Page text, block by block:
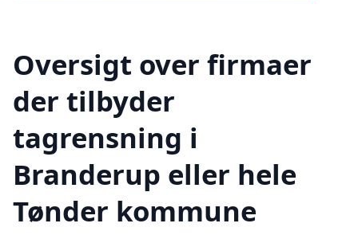
Oversigt over firmaer
der tilbyder
tagrensning i
Branderup eller hele
Tønder kommune